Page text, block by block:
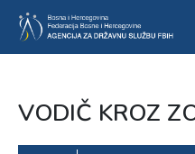
VODIČ KROZ